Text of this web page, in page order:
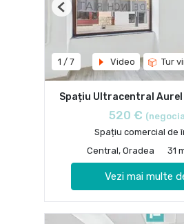
1 / 7 Video Tur
Previous
Spațiu Ultracentral Aurel
520 €
Spațiu comercial de
Central, Oradea
31
Vezi mai multe